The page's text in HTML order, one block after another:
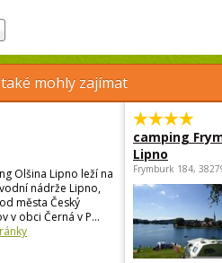
mohly zajímat
Olšina Lipno leží na
nádrže Lipno,
města Český
v obci Černá v P...
camping
Lipno
Frymburk 184,